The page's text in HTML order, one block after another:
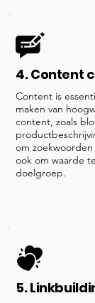
4. Content
Content is
maken van
content, zoals
om
ook om waarde
doelgroep.
5.